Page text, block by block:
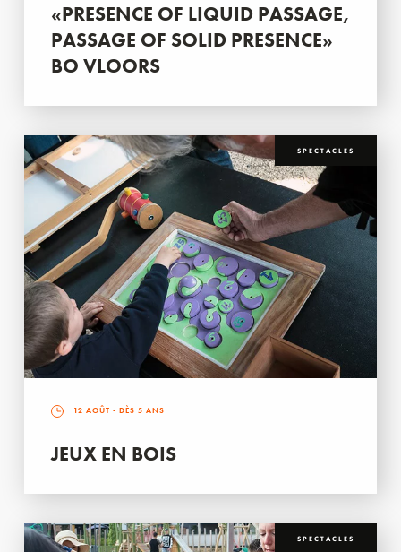
«PRESENCE OF LIQUID PASSAGE,
PASSAGE OF SOLID PRESENCE»
BO VLOORS
SPECTACLES
12 AOÛT - DÈS 5 ANS
JEUX EN BOIS
SPECTACLES